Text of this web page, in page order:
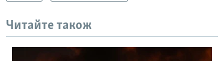
Читайте також